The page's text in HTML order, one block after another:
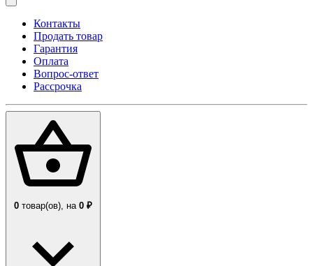
Контакты
Продать товар
Гарантия
Оплата
Вопрос-ответ
Рассрочка
0 товар(ов), на 0 ₽